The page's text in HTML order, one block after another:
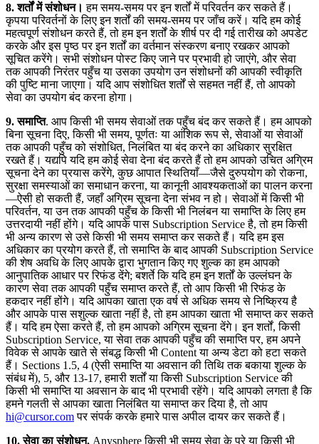
8. शर्तों में संशोधन। हम समय-समय पर इन शर्तों में परिवर्तन कर सकते हैं।
कृपया परिवर्तनों के लिए इन शर्तों की समय-समय पर जाँच करें। यदि हम कोई
महत्वपूर्ण संशोधन करते हैं, तो हम इन शर्तों के शीर्ष पर दी गई तारीख को अपडेट
करके और इस पृष्ठ पर इन शर्तों का वर्तमान संस्करण बनाए रखकर आपको
सूचित करेंगे। सभी संशोधन पोस्ट किए जाने पर प्रभावी हो जाएंगे, और सेवा
तक आपकी निरंतर पहुँच या उसका उपयोग उन संशोधनों की आपकी स्वीकृति
की पुष्टि माना जाएगा। यदि आप संशोधित शर्तों से सहमत नहीं हैं, तो आपको
सेवा का उपयोग बंद करना होगा।
9. समाप्ति. आप किसी भी समय सेवाओं तक पहुँच बंद कर सकते हैं। हम आपको
बिना सूचना दिए, किसी भी समय, पूर्णतः या आंशिक रूप से, सेवाओं या सेवाओं
तक आपकी पहुँच को संशोधित, निलंबित या बंद करने का अधिकार सुरक्षित
रखते हैं। यद्यपि यदि हम कोई सेवा देना बंद करते हैं तो हम आपको उचित अग्रिम
सूचना देने का प्रयास करेंगे, कुछ आपात स्थितियाँ—जैसे दुरुपयोग को रोकना,
सुरक्षा समस्याओं का समाधान करना, या कानूनी आवश्यकताओं का पालन करना
—ऐसी हो सकती हैं, जहाँ अग्रिम सूचना देना संभव न हो। सेवाओं में किसी भी
परिवर्तन, या उन तक आपकी पहुँच के किसी भी निलंबन या समाप्ति के लिए हम
उत्तरदायी नहीं होंगे। यदि आपके पास Subscription Service है, तो हम किसी
भी अन्य कारण से उसे किसी भी समय समाप्त कर सकते हैं। यदि हम इस
अधिकार का प्रयोग करते हैं, तो समाप्ति के बाद आपकी Subscription Service
की शेष अवधि के लिए आपके द्वारा भुगतान किए गए शुल्क का हम आपको
आनुपातिक आधार पर रिफंड देंगे; बशर्ते कि यदि हम इन शर्तों के उल्लंघन के
कारण सेवा तक आपकी पहुँच समाप्त करते हैं, तो आप किसी भी रिफंड के
हकदार नहीं होंगे। यदि आपका खाता एक वर्ष से अधिक समय से निष्क्रिय है
और आपके पास सशुल्क खाता नहीं है, तो हम आपका खाता भी समाप्त कर सकते
हैं। यदि हम ऐसा करते हैं, तो हम आपको अग्रिम सूचना देंगे। इन शर्तों, किसी
Subscription Service, या सेवा तक आपकी पहुँच की समाप्ति पर, हम अपने
विवेक से आपके खाते से संबद्ध किसी भी Content या अन्य डेटा को हटा सकते
हैं। Sections 1.5, 4 (ऐसी समाप्ति या अवसान की तिथि तक बकाया शुल्क के
संबंध में), 5, और 13-17, हमारी शर्तों या किसी Subscription Service की
किसी भी समाप्ति या अवसान के बाद भी प्रभावी रहेंगे। यदि आपको लगता है कि
हमने गलती से आपका खाता निलंबित या समाप्त कर दिया है, तो आप
hi@cursor.comपर संपर्क करके हमारे पास अपील दायर कर सकते हैं।
10. सेवा का संशोधन. Anysphere किसी भी समय सेवा के पूरे या किसी भी